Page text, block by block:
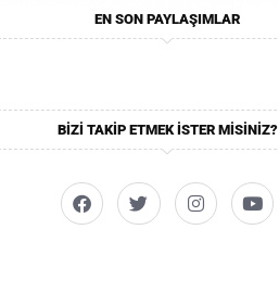
EN SON PAYLAŞIMLAR
BIZI TAKIP ETMEK ISTER MISINIZ?